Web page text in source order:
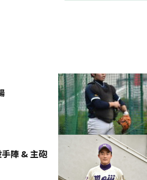
手陣 & 主砲